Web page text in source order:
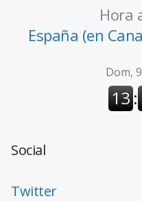
Hora
España (en
Social
Twitter